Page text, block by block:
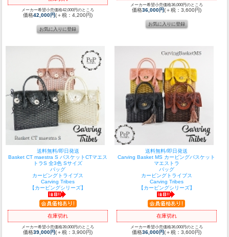
メーカー希望小売価格42,000円のところ
価格42,000円(＋税：4,200円)
メーカー希望小売価格36,000円のところ
価格36,000円(＋税：3,600円)
送料無料/即日発送
Basket CT maestra S バスケットCTマエス
トラS 全3色 Sサイズ
バッグ
カービングトライブス
Carving Tribes
【カービングシリーズ】
在庫切れ
メーカー希望小売価格39,000円のところ
価格39,000円(＋税：3,900円)
送料無料/即日発送
Carving Basket MS カービングバスケット
マエストラ
バッグ
カービングトライブス
Carving Tribes
【カービングシリーズ】
在庫切れ
メーカー希望小売価格36,000円のところ
価格36,000円(＋税：3,600円)